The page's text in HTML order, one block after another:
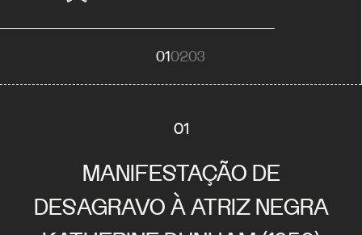
010203
01
MANIFESTAÇÃO DE
DESAGRAVO À ATRIZ NEGRA